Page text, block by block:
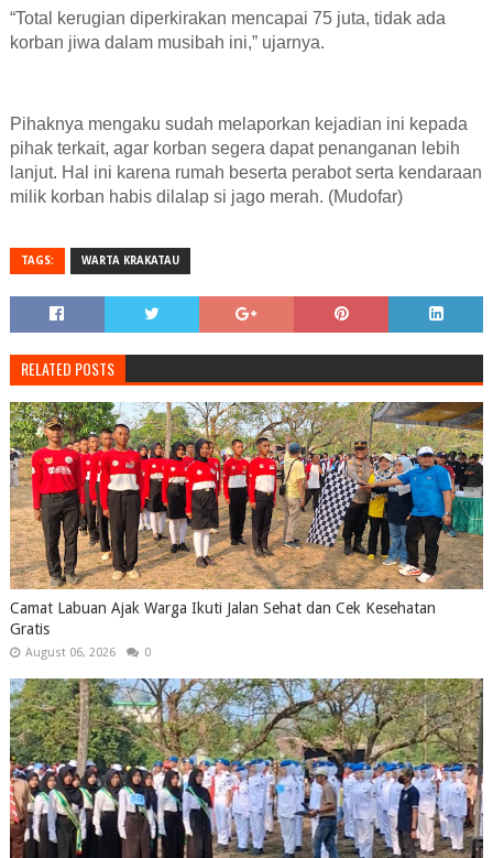
“Total kerugian diperkirakan mencapai 75 juta, tidak ada
korban jiwa dalam musibah ini,” ujarnya.
Pihaknya mengaku sudah melaporkan kejadian ini kepada
pihak terkait, agar korban segera dapat penanganan lebih
lanjut. Hal ini karena rumah beserta perabot serta kendaraan
milik korban habis dilalap si jago merah. (Mudofar)
TAGS: WARTA KRAKATAU
RELATED POSTS
Camat Labuan Ajak Warga Ikuti Jalan Sehat dan Cek Kesehatan
Gratis
August 06, 2026 0